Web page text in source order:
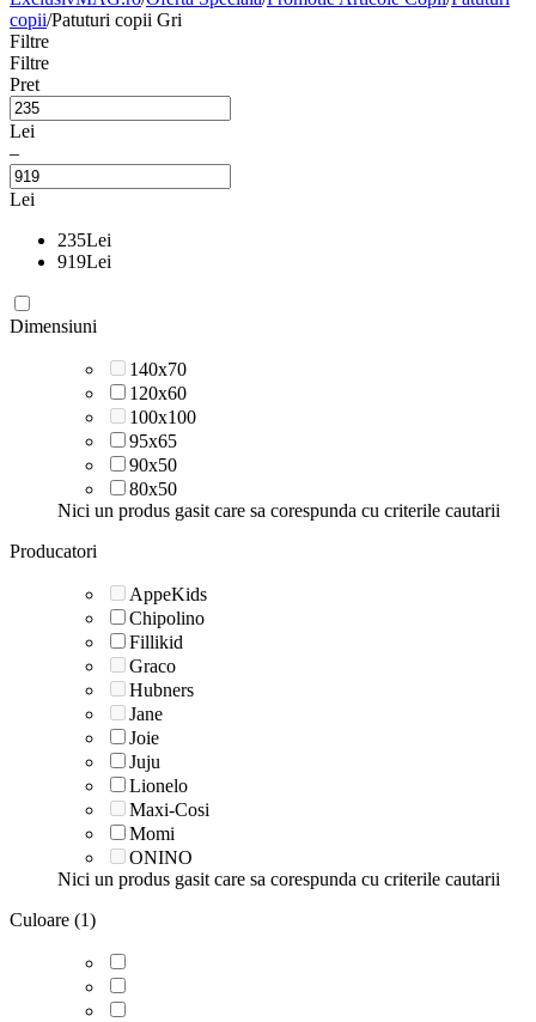
copii/Patuturi copii Gri
Filtre
Filtre
Pret
Lei
–
Lei
235Lei
919Lei
Dimensiuni
140x70
120x60
100x100
95x65
90x50
80x50
Nici un produs gasit care sa corespunda cu criterile cautarii
Producatori
AppeKids
Chipolino
Fillikid
Graco
Hubners
Jane
Joie
Juju
Lionelo
Maxi-Cosi
Momi
ONINO
Nici un produs gasit care sa corespunda cu criterile cautarii
Culoare (1)